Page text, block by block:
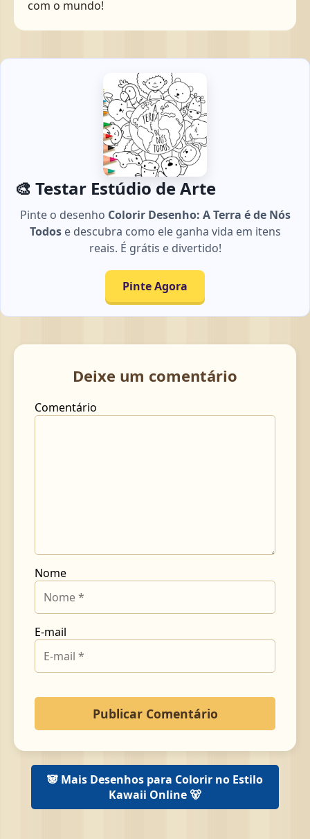
com o mundo!
🎨 Testar Estúdio de Arte
Pinte o desenho Colorir Desenho: A Terra é de Nós
Todose descubra como ele ganha vida em itens
reais. É grátis e divertido!
Pinte Agora
Deixe um comentário
Comentário
Nome
E-mail
🐼 Mais Desenhos para Colorir no Estilo
Kawaii Online 🐻